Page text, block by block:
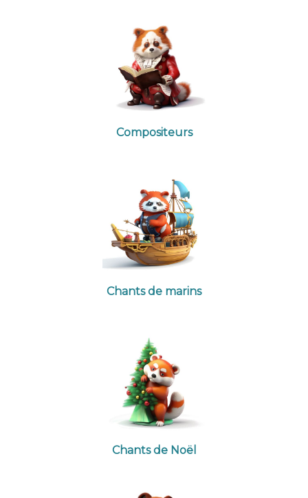
Compositeurs
Chants de marins
Chants de Noël